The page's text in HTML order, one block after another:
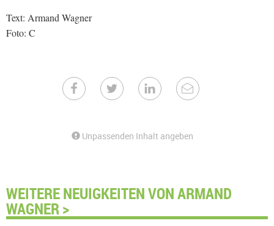
Text: Armand Wagner
Foto: C
Unpassenden Inhalt angeben
WEITERE NEUIGKEITEN VON ARMAND
WAGNER >